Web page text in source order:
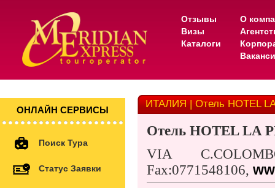
Отзывы
Визы
Каталоги
О
ОНЛАЙН СЕРВИСЫ
Поиск Тура
Статус Заявки
ИТАЛИЯ | Отель HOTEL
Отель HOTEL LA
VIA
Fax:0771548106,